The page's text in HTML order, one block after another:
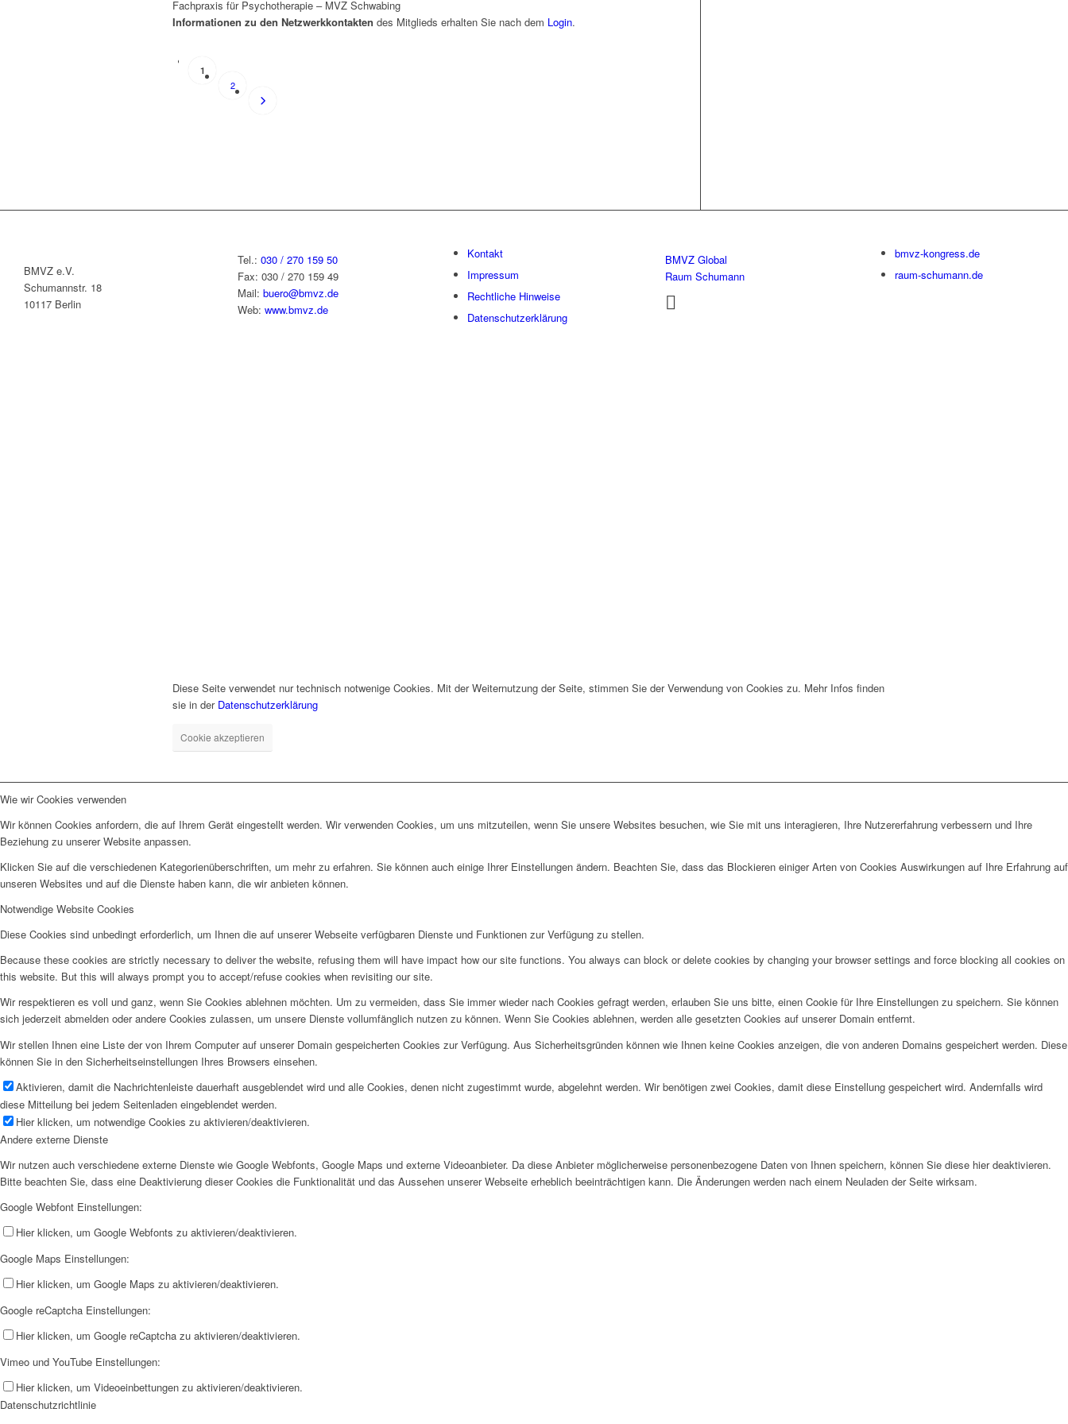
Fachpraxis für Psychotherapie – MVZ Schwabing
Informationen zu den Netzwerkkontakten des Mitglieds erhalten Sie nach dem Login.
POSTS NAVIGATION
1
2
BMVZ e.V.
Schumannstr. 18
10117 Berlin
Tel.: 030 / 270 159 50
Fax: 030 / 270 159 49
Mail: buero@bmvz.de
Web: www.bmvz.de
Kontakt
Impressum
Rechtliche Hinweise
Datenschutzerklärung
BMVZ Global
Raum Schumann
bmvz-kongress.de
raum-schumann.de
Diese Seite verwendet nur technisch notwenige Cookies. Mit der Weiternutzung der Seite, stimmen Sie der Verwendung von Cookies zu. Mehr Infos finden
sie in der Datenschutzerklärung
Cookie akzeptieren
Wie wir Cookies verwenden
Wir können Cookies anfordern, die auf Ihrem Gerät eingestellt werden. Wir verwenden Cookies, um uns mitzuteilen, wenn Sie unsere Websites besuchen, wie Sie mit uns interagieren, Ihre Nutzererfahrung verbessern und Ihre
Beziehung zu unserer Website anpassen.
Klicken Sie auf die verschiedenen Kategorienüberschriften, um mehr zu erfahren. Sie können auch einige Ihrer Einstellungen ändern. Beachten Sie, dass das Blockieren einiger Arten von Cookies Auswirkungen auf Ihre Erfahrung auf
unseren Websites und auf die Dienste haben kann, die wir anbieten können.
Notwendige Website Cookies
Diese Cookies sind unbedingt erforderlich, um Ihnen die auf unserer Webseite verfügbaren Dienste und Funktionen zur Verfügung zu stellen.
Because these cookies are strictly necessary to deliver the website, refusing them will have impact how our site functions. You always can block or delete cookies by changing your browser settings and force blocking all cookies on
this website. But this will always prompt you to accept/refuse cookies when revisiting our site.
Wir respektieren es voll und ganz, wenn Sie Cookies ablehnen möchten. Um zu vermeiden, dass Sie immer wieder nach Cookies gefragt werden, erlauben Sie uns bitte, einen Cookie für Ihre Einstellungen zu speichern. Sie können
sich jederzeit abmelden oder andere Cookies zulassen, um unsere Dienste vollumfänglich nutzen zu können. Wenn Sie Cookies ablehnen, werden alle gesetzten Cookies auf unserer Domain entfernt.
Wir stellen Ihnen eine Liste der von Ihrem Computer auf unserer Domain gespeicherten Cookies zur Verfügung. Aus Sicherheitsgründen können wie Ihnen keine Cookies anzeigen, die von anderen Domains gespeichert werden. Diese
können Sie in den Sicherheitseinstellungen Ihres Browsers einsehen.
Aktivieren, damit die Nachrichtenleiste dauerhaft ausgeblendet wird und alle Cookies, denen nicht zugestimmt wurde, abgelehnt werden. Wir benötigen zwei Cookies, damit diese Einstellung gespeichert wird. Andernfalls wird
diese Mitteilung bei jedem Seitenladen eingeblendet werden.
Hier klicken, um notwendige Cookies zu aktivieren/deaktivieren.
Andere externe Dienste
Wir nutzen auch verschiedene externe Dienste wie Google Webfonts, Google Maps und externe Videoanbieter. Da diese Anbieter möglicherweise personenbezogene Daten von Ihnen speichern, können Sie diese hier deaktivieren.
Bitte beachten Sie, dass eine Deaktivierung dieser Cookies die Funktionalität und das Aussehen unserer Webseite erheblich beeinträchtigen kann. Die Änderungen werden nach einem Neuladen der Seite wirksam.
Google Webfont Einstellungen:
Hier klicken, um Google Webfonts zu aktivieren/deaktivieren.
Google Maps Einstellungen:
Hier klicken, um Google Maps zu aktivieren/deaktivieren.
Google reCaptcha Einstellungen:
Hier klicken, um Google reCaptcha zu aktivieren/deaktivieren.
Vimeo und YouTube Einstellungen:
Hier klicken, um Videoeinbettungen zu aktivieren/deaktivieren.
Datenschutzrichtlinie